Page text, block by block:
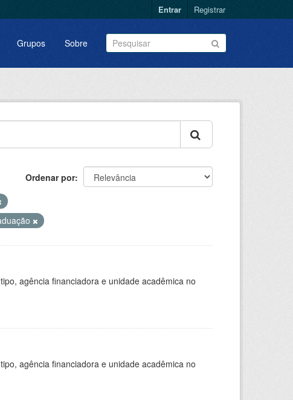
Entrar Registrar
Grupos Sobre
Ordenar por
agência financiadora e unidade acadêmica no
agência financiadora e unidade acadêmica no